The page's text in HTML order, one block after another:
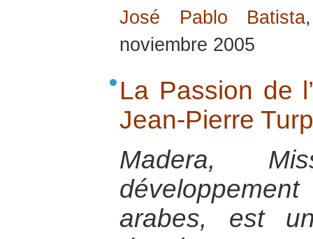
José Pablo Batista
noviembre 2005
La Passion de
Jean-Pierre
Madera,
arabes, est